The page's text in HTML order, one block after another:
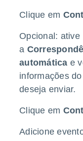
Clique em
Opcional: ative
a
automática e
informações
deseja enviar.
Clique em
Adicione